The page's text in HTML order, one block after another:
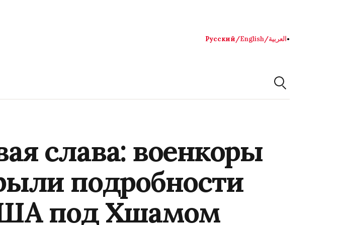
Русский/English/العربية●
слава: военкоры
подробности
под Хшамом